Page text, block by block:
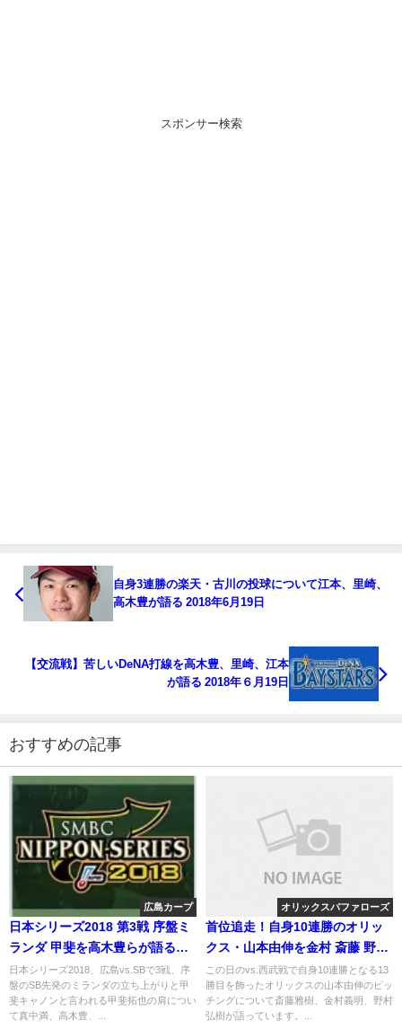
スポンサー検索
自身3連勝の楽天・古川の投球について江本、里崎、
高木豊が語る 2018年6月19日
【交流戦】苦しいDeNA打線を高木豊、里崎、江本
が語る 2018年６月19日
おすすめの記事
広島カープ
日本シリーズ2018 第3戦 序盤ミ
ランダ 甲斐を高木豊らが語る
2018年10月30日
日本シリーズ2018、広島vs.SBで3戦、序
盤のSB先発のミランダの立ち上がりと甲
斐キャノンと言われる甲斐拓也の肩につい
て真中満、高木豊、...
オリックスバファローズ
首位追走！自身10連勝のオリッ
クス・山本由伸を金村 斎藤 野村
が語る
この日のvs.西武戦で自身10連勝となる13
勝目を飾ったオリックスの山本由伸のピッ
チングについて斎藤雅樹、金村義明、野村
弘樹が語っています。...